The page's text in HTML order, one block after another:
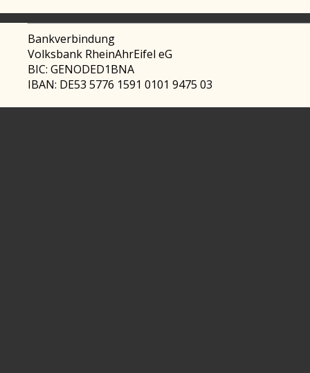
Bankverbindung
Volksbank RheinAhrEifel eG
BIC: GENODED1BNA
IBAN: DE53 5776 1591 0101 9475 03